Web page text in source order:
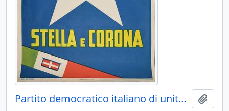
Partito democratico italiano di unità monarchica - PDIUM